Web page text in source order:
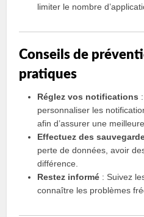
limiter le nombre
Conseils de
pratiques
Réglez vos notifications
personnaliser les
afin d’assurer une
Effectuez des
perte de données, avoir
différence.
Restez informé : Suivez
connaître les problèmes